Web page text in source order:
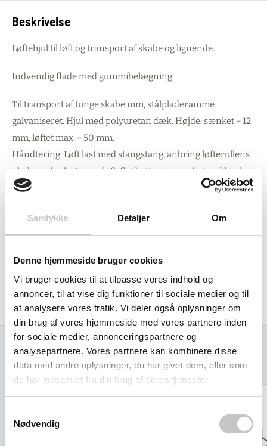
Samtykke Detaljer Om
Denne hjemmeside bruger cookies
Vi bruger cookies til at tilpasse vores indhold og
annoncer, til at vise dig funktioner til sociale medier og til
at analysere vores trafik. Vi deler også oplysninger om
din brug af vores hjemmeside med vores partnere inden
for sociale medier, annonceringspartnere og
analysepartnere. Vores partnere kan kombinere disse
data med andre oplysninger, du har givet dem, eller som
de har indsamlet fra din brug af deres tjenester.
Nødvendig
Beskrivelse
Løftehjul til løft og transport af skabe og lignende.
Indvendig flade med gummibelægning.
Til transport af tunge skabe mm, stålpladeramme
galvaniseret. Hjul med polyuretan dæk. Højde: sænket = 12
mm, løftet max. = 50 mm.
Håndtering: Løft last med stangstang, anbring løfterullens
plade under lasten og løft, flyt betjeningsgrebet ved hjælp
af stangen. Fortsæt nøjagtigt på samme måde på den
modsatte side med den anden løfterulle, og lasten kan
flyttes.
Pakkeenhed: 2 løftehjul + 1 x løftestang.
Egenvægt 10 kg pr. par.
Relaterede varer